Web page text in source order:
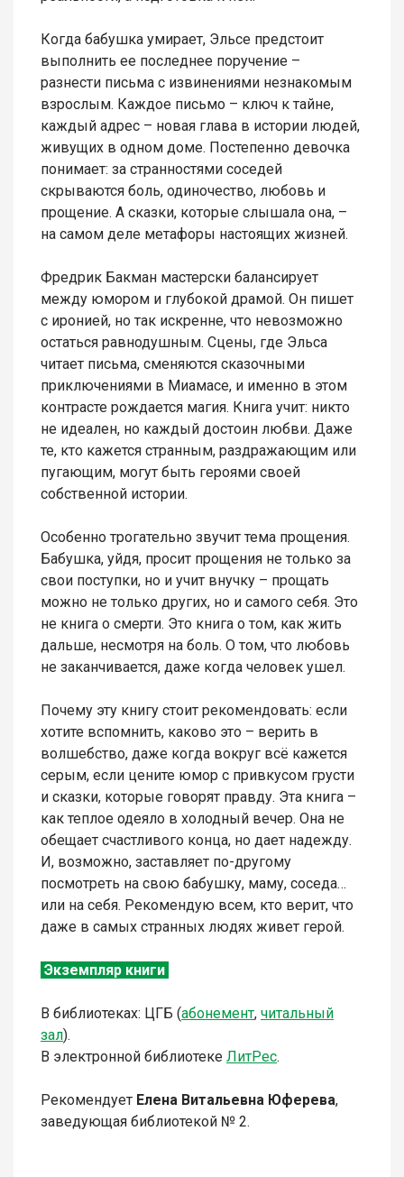
Когда бабушка умирает, Эльсе предстоит
выполнить ее последнее поручение –
разнести письма с извинениями незнакомым
взрослым. Каждое письмо – ключ к тайне,
каждый адрес – новая глава в истории людей,
живущих в одном доме. Постепенно девочка
понимает: за странностями соседей
скрываются боль, одиночество, любовь и
прощение. А сказки, которые слышала она, –
на самом деле метафоры настоящих жизней.
Фредрик Бакман мастерски балансирует
между юмором и глубокой драмой. Он пишет
с иронией, но так искренне, что невозможно
остаться равнодушным. Сцены, где Эльса
читает письма, сменяются сказочными
приключениями в Миамасе, и именно в этом
контрасте рождается магия. Книга учит: никто
не идеален, но каждый достоин любви. Даже
те, кто кажется странным, раздражающим или
пугающим, могут быть героями своей
собственной истории.
Особенно трогательно звучит тема прощения.
Бабушка, уйдя, просит прощения не только за
свои поступки, но и учит внучку – прощать
можно не только других, но и самого себя. Это
не книга о смерти. Это книга о том, как жить
дальше, несмотря на боль. О том, что любовь
не заканчивается, даже когда человек ушел.
Почему эту книгу стоит рекомендовать: если
хотите вспомнить, каково это – верить в
волшебство, даже когда вокруг всё кажется
серым, если цените юмор с привкусом грусти
и сказки, которые говорят правду. Эта книга –
как теплое одеяло в холодный вечер. Она не
обещает счастливого конца, но дает надежду.
И, возможно, заставляет по-другому
посмотреть на свою бабушку, маму, соседа…
или на себя. Рекомендую всем, кто верит, что
даже в самых странных людях живет герой.
Экземпляр книги
В библиотеках: ЦГБ (абонемент, читальный
зал).
В электронной библиотеке Л итРес.
Рекомендует Елена Витальевна Юферева,
заведующая библиотекой № 2.